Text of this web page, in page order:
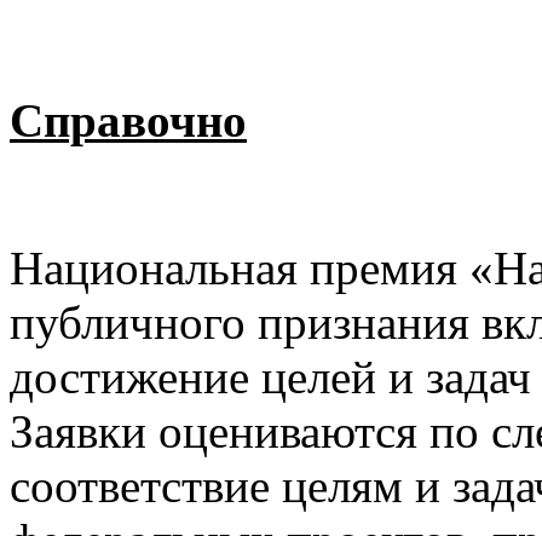
Справочно
Национальная премия
публичного признания
достижение целей и
Заявки оцениваются по
соответствие целям и